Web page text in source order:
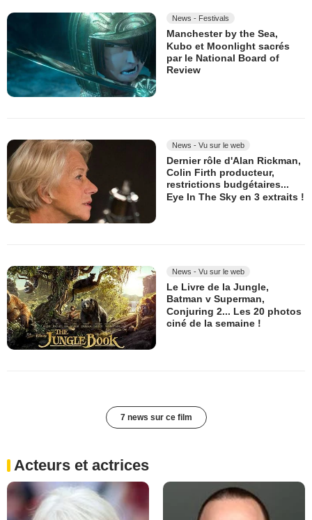
News - Festivals
Manchester by the Sea,
Kubo et Moonlight sacrés
par le National Board of
Review
News - Vu sur le web
Dernier rôle d'Alan Rickman,
Colin Firth producteur,
restrictions budgétaires...
Eye In The Sky en 3 extraits !
News - Vu sur le web
Le Livre de la Jungle,
Batman v Superman,
Conjuring 2... Les 20 photos
ciné de la semaine !
7 news sur ce film
Acteurs et actrices